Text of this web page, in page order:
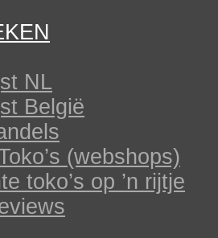
NL
België
(webshops)
toko’s op ’n rijtje